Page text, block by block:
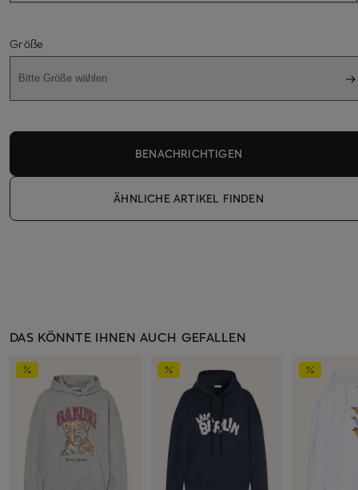
Größe
Bitte Größe wählen
BENACHRICHTIGEN
ÄHNLICHE ARTIKEL FINDEN
DAS KÖNNTE IHNEN AUCH GEFALLEN